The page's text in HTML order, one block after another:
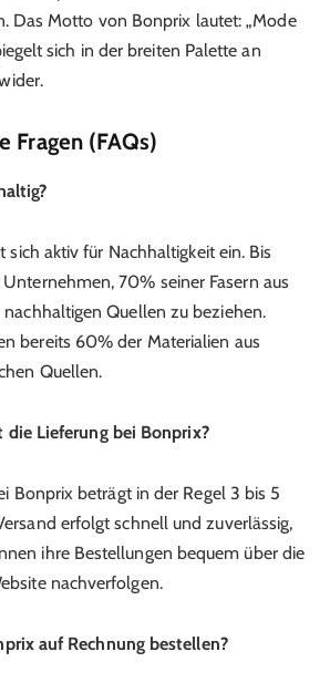
Das Motto von Bonprix lautet: „Mode
sich in der breiten Palette an
Fragen (FAQs)
sich aktiv für Nachhaltigkeit ein. Bis
70% seiner Fasern aus
Quellen zu beziehen.
bereits 60% der Materialien aus
Quellen.
die Lieferung bei Bonprix?
Bonprix beträgt in der Regel 3 bis 5
erfolgt schnell und zuverlässig,
ihre Bestellungen bequem über die
nachverfolgen.
auf Rechnung bestellen?